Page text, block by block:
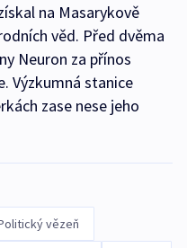
na Masarykově
věd. Před dvěma
Neuron za přínos
Výzkumná stanice
zase nese jeho
vězeň